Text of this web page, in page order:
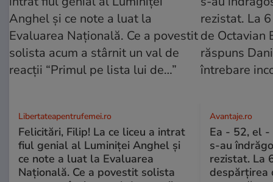
Libertateapentrufemei.ro
Felicitări, Filip! La ce liceu a intrat
fiul genial al Luminiței Anghel și
ce note a luat la Evaluarea
Națională. Ce a povestit solista
Avantaje.ro
Ea - 52, el -
s-au
rezistat. La
despărțirea